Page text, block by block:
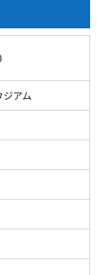
武井選手。
ハーフ：佐藤和
GKに河田選
阜戦に挑む。
のホーム最終
た甲府は、いわ
キープ。過酷極
り、満を持して
れば残り試合
。今節対戦する
上、いまだリ
逆転の望みを懸
りという中
けど、クロスで
かなというふ
ごくしっかり
そこはやって
感じた失点でし
ない中で、我々
いう形になっ
という、もう
に選手を置い
かったという
んとやるの
、次に向かって
ったこの勢い
いって、しっ
ジアム